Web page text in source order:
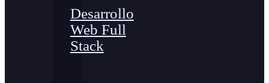
Desarrollo
Web Full
Stack